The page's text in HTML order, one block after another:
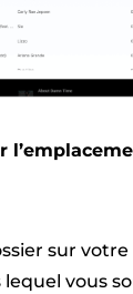
sur votre
vous